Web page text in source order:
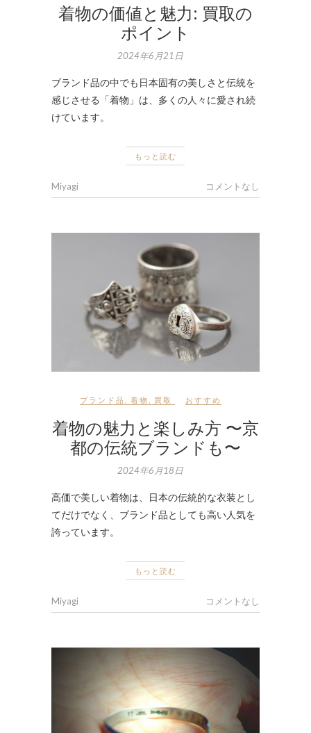
着物の価値と魅力: 買取の
ポイント
2024年6月21日
ブランド品の中でも日本固有の美しさと伝統を
感じさせる「着物」は、多くの人々に愛され続
けています。
もっと読む
Miyagi コメントなし
ブランド品 着物 買取 おすすめ
着物の魅力と楽しみ方 〜京
都の伝統ブランドも〜
2024年6月18日
高価で美しい着物は、日本の伝統的な衣装とし
てだけでなく、ブランド品としても高い人気を
誇っています。
もっと読む
Miyagi コメントなし